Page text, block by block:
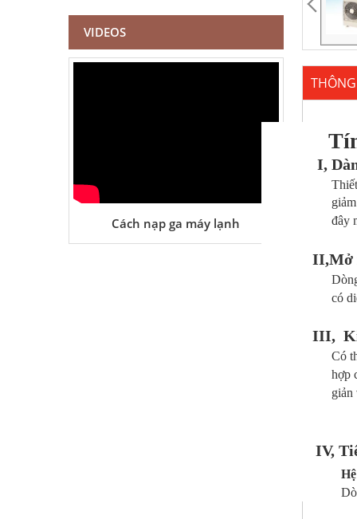
VIDEOS
Cách nạp ga máy lạnh
I,
Thiết kế mới
giảm còn
đây mỏng và
II,Mở
Dòng
có diện
III,
Có thể lựa
hợp cả
giản và
IV,
Dòng